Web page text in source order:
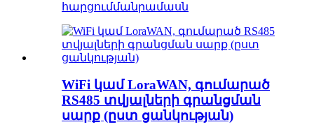
հարցումմանրամասն
WiFi կամ LoraWAN, գումարած
RS485 տվյալների գրանցման
սարք (ըստ ցանկության)